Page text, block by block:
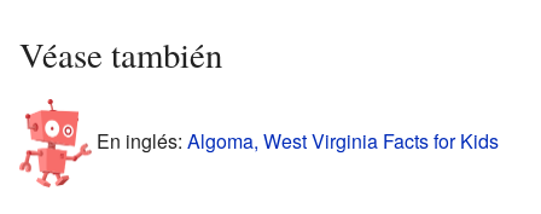
Véase también
En inglés: Algoma, West Virginia Facts for Kids